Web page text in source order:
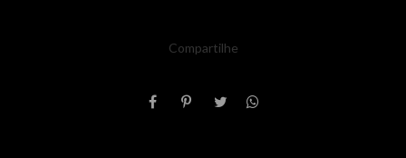
Compartilhe